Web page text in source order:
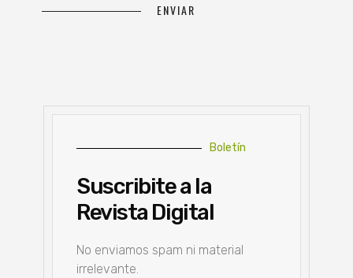
Boletín
Suscribite a la
Revista Digital
No enviamos spam ni material
irrelevante.